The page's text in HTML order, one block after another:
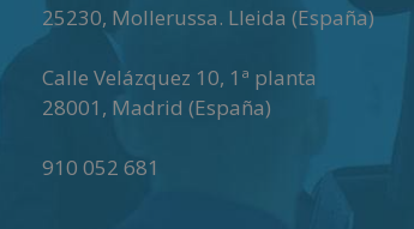
25230, Mollerussa. Lleida (España)
Calle Velázquez 10, 1ª planta
28001 , Madrid (España)
910 052 681